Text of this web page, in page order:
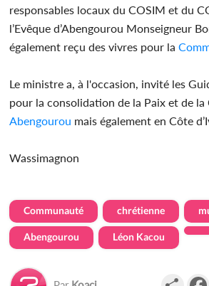
responsables locaux du COSIM et du
l’Evêque d’Abengourou Monseigneur
également reçu des vivres pour la
Le ministre a, à l'occasion, invité les
pour la consolidation de la Paix et de la
Abengourou mais également en Côte
Wassimagnon
Communauté chrétienne
Abengourou Léon Kacou